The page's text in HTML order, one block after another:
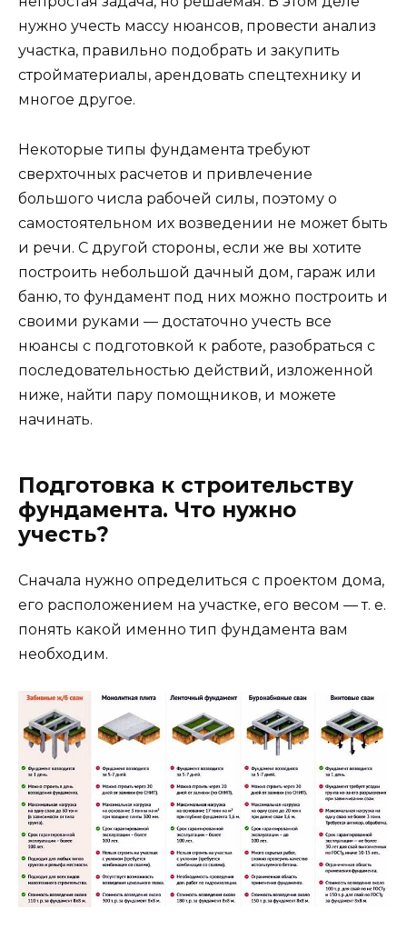
нужно учесть массу нюансов, провести анализ
участка, правильно подобрать и закупить
стройматериалы, арендовать спецтехнику и
многое другое.
Некоторые типы фундамента требуют
сверхточных расчетов и привлечение
большого числа рабочей силы, поэтому о
самостоятельном их возведении не может быть
и речи. С другой стороны, если же вы хотите
построить небольшой дачный дом, гараж или
баню, то фундамент под них можно построить и
своими руками — достаточно учесть все
нюансы с подготовкой к работе, разобраться с
последовательностью действий, изложенной
ниже, найти пару помощников, и можете
начинать.
Подготовка к строительству
фундамента. Что нужно
учесть?
Сначала нужно определиться с проектом дома,
его расположением на участке, его весом — т. е.
понять какой именно тип фундамента вам
необходим.